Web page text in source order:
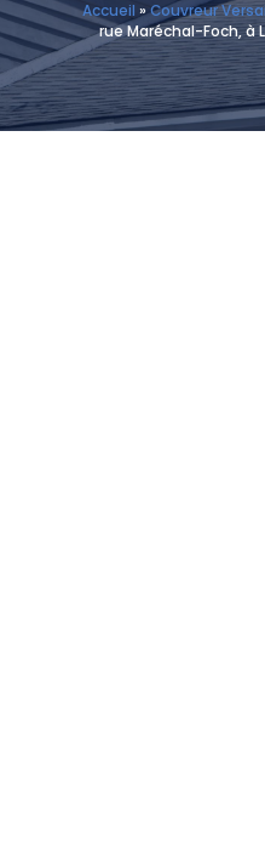
Accueil »Couvreur
rue Maréchal-Foch, à